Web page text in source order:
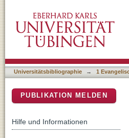
Universitätsbibliographie → 1
PUBLIKATION MELDEN
Hilfe und Informationen